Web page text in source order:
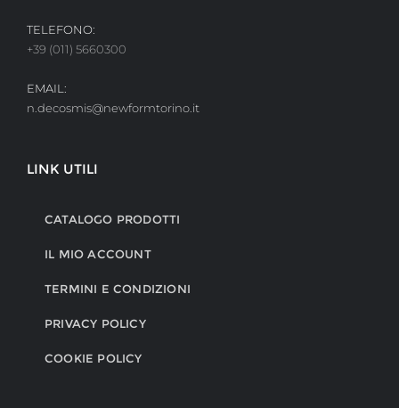
TELEFONO:
+39 (011) 5660300
EMAIL:
n.decosmis@newformtorino.it
LINK UTILI
CATALOGO PRODOTTI
IL MIO ACCOUNT
TERMINI E CONDIZIONI
PRIVACY POLICY
COOKIE POLICY